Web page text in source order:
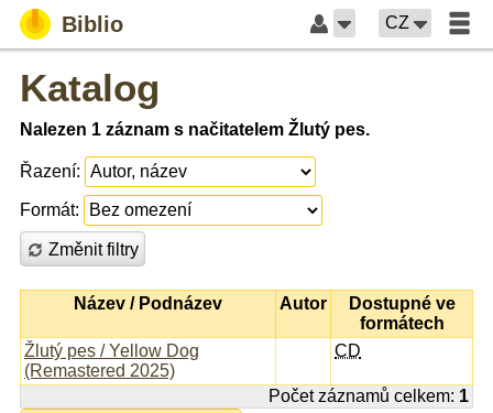
Biblio CZ
Katalog
Nalezen 1 záznam s načitatelem Žlutý pes.
Řazení:
Formát:
Změnit filtry
Název / Podnázev Autor
Dostupné ve
formátech
Žlutý pes / Yellow Dog
(Remastered 2025)
CD
Počet záznamů celkem: 1